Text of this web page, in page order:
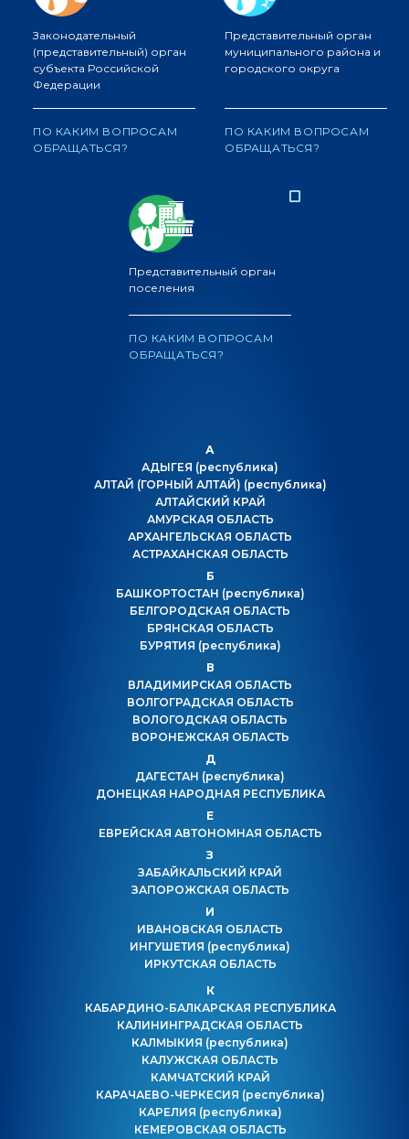
Законодательный
(представительный) орган
субъекта Российской
Федерации
ПО КАКИМ ВОПРОСАМ
ОБРАЩАТЬСЯ?
Представительный орган
муниципального района и
городского округа
ПО КАКИМ ВОПРОСАМ
ОБРАЩАТЬСЯ?
Представительный орган
поселения
ПО КАКИМ ВОПРОСАМ
ОБРАЩАТЬСЯ?
А
АДЫГЕЯ (республика)
АЛТАЙ (ГОРНЫЙ АЛТАЙ) (республика)
АЛТАЙСКИЙ КРАЙ
АМУРСКАЯ ОБЛАСТЬ
АРХАНГЕЛЬСКАЯ ОБЛАСТЬ
АСТРАХАНСКАЯ ОБЛАСТЬ
Б
БАШКОРТОСТАН (республика)
БЕЛГОРОДСКАЯ ОБЛАСТЬ
БРЯНСКАЯ ОБЛАСТЬ
БУРЯТИЯ (республика)
В
ВЛАДИМИРСКАЯ ОБЛАСТЬ
ВОЛГОГРАДСКАЯ ОБЛАСТЬ
ВОЛОГОДСКАЯ ОБЛАСТЬ
ВОРОНЕЖСКАЯ ОБЛАСТЬ
Д
ДАГЕСТАН (республика)
ДОНЕЦКАЯ НАРОДНАЯ РЕСПУБЛИКА
Е
ЕВРЕЙСКАЯ АВТОНОМНАЯ ОБЛАСТЬ
З
ЗАБАЙКАЛЬСКИЙ КРАЙ
ЗАПОРОЖСКАЯ ОБЛАСТЬ
И
ИВАНОВСКАЯ ОБЛАСТЬ
ИНГУШЕТИЯ (республика)
ИРКУТСКАЯ ОБЛАСТЬ
К
КАБАРДИНО-БАЛКАРСКАЯ РЕСПУБЛИКА
КАЛИНИНГРАДСКАЯ ОБЛАСТЬ
КАЛМЫКИЯ (республика)
КАЛУЖСКАЯ ОБЛАСТЬ
КАМЧАТСКИЙ КРАЙ
КАРАЧАЕВО-ЧЕРКЕСИЯ (республика)
КАРЕЛИЯ (республика)
КЕМЕРОВСКАЯ ОБЛАСТЬ